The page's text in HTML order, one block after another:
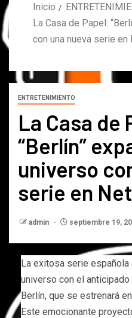
Inicio
La Casa de Papel:
con una nueva serie en
ENTRETENIMIENTO
La Casa de
“Berlín”
universo
serie en
admin septiembre 19,
La exitosa serie
universo con el
Berlín, que se estrenará
Este emocionante